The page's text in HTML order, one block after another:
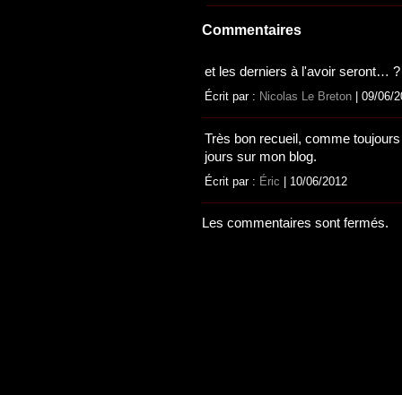
Commentaires
et les derniers à l'avoir seront…
Écrit par : Nicolas Le Breton | 09/06/
Très bon recueil, comme
jours sur mon blog.
Écrit par : Éric | 10/06/2012
Les commentaires sont fermés.